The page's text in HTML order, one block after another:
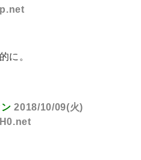
に。
2018/10/09(火)